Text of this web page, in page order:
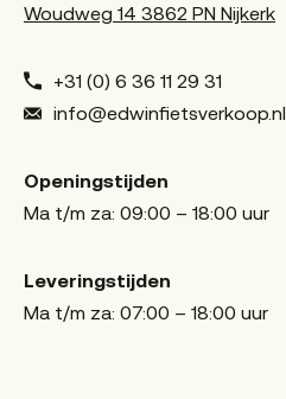
Woudweg 14 3862 PN Nijkerk
+31 (0) 6 36 11 29 31
info@edwinfietsverkoop.nl
Openingstijden
Ma t/m za: 09:00 – 18:00 uur
Leveringstijden
Ma t/m za: 07:00 – 18:00 uur